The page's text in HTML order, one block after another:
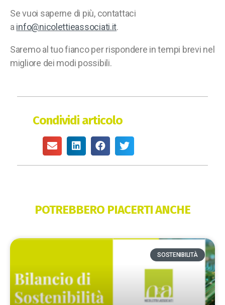
Se vuoi saperne di più, contattaci
a info@nicolettieassociati.it.
Saremo al tuo fianco per rispondere in tempi brevi nel
migliore dei modi possibili.
Condividi articolo
POTREBBERO PIACERTI ANCHE
SOSTENIBILITÀ